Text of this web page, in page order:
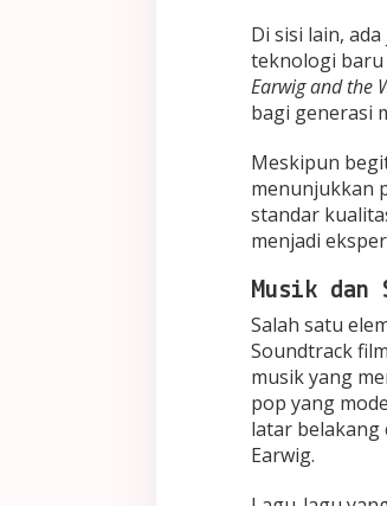
Di sisi lain,
teknologi baru
Earwig and the
bagi generasi
Meskipun
menunjukkan
standar
menjadi
Musik dan
Salah satu
Soundtrack
musik yang
pop yang
latar belakang
Earwig.